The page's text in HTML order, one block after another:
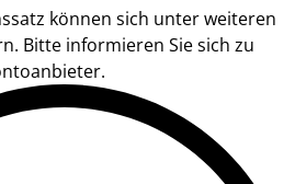
können sich unter weiteren
Bitte informieren Sie sich zu